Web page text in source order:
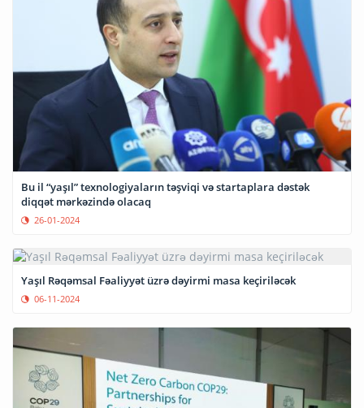
Bu il “yaşıl” texnologiyaların təşviqi və startaplara dəstək
diqqət mərkəzində olacaq
26-01-2024
Yaşıl Rəqəmsal Fəaliyyət üzrə dəyirmi masa keçiriləcək
06-11-2024